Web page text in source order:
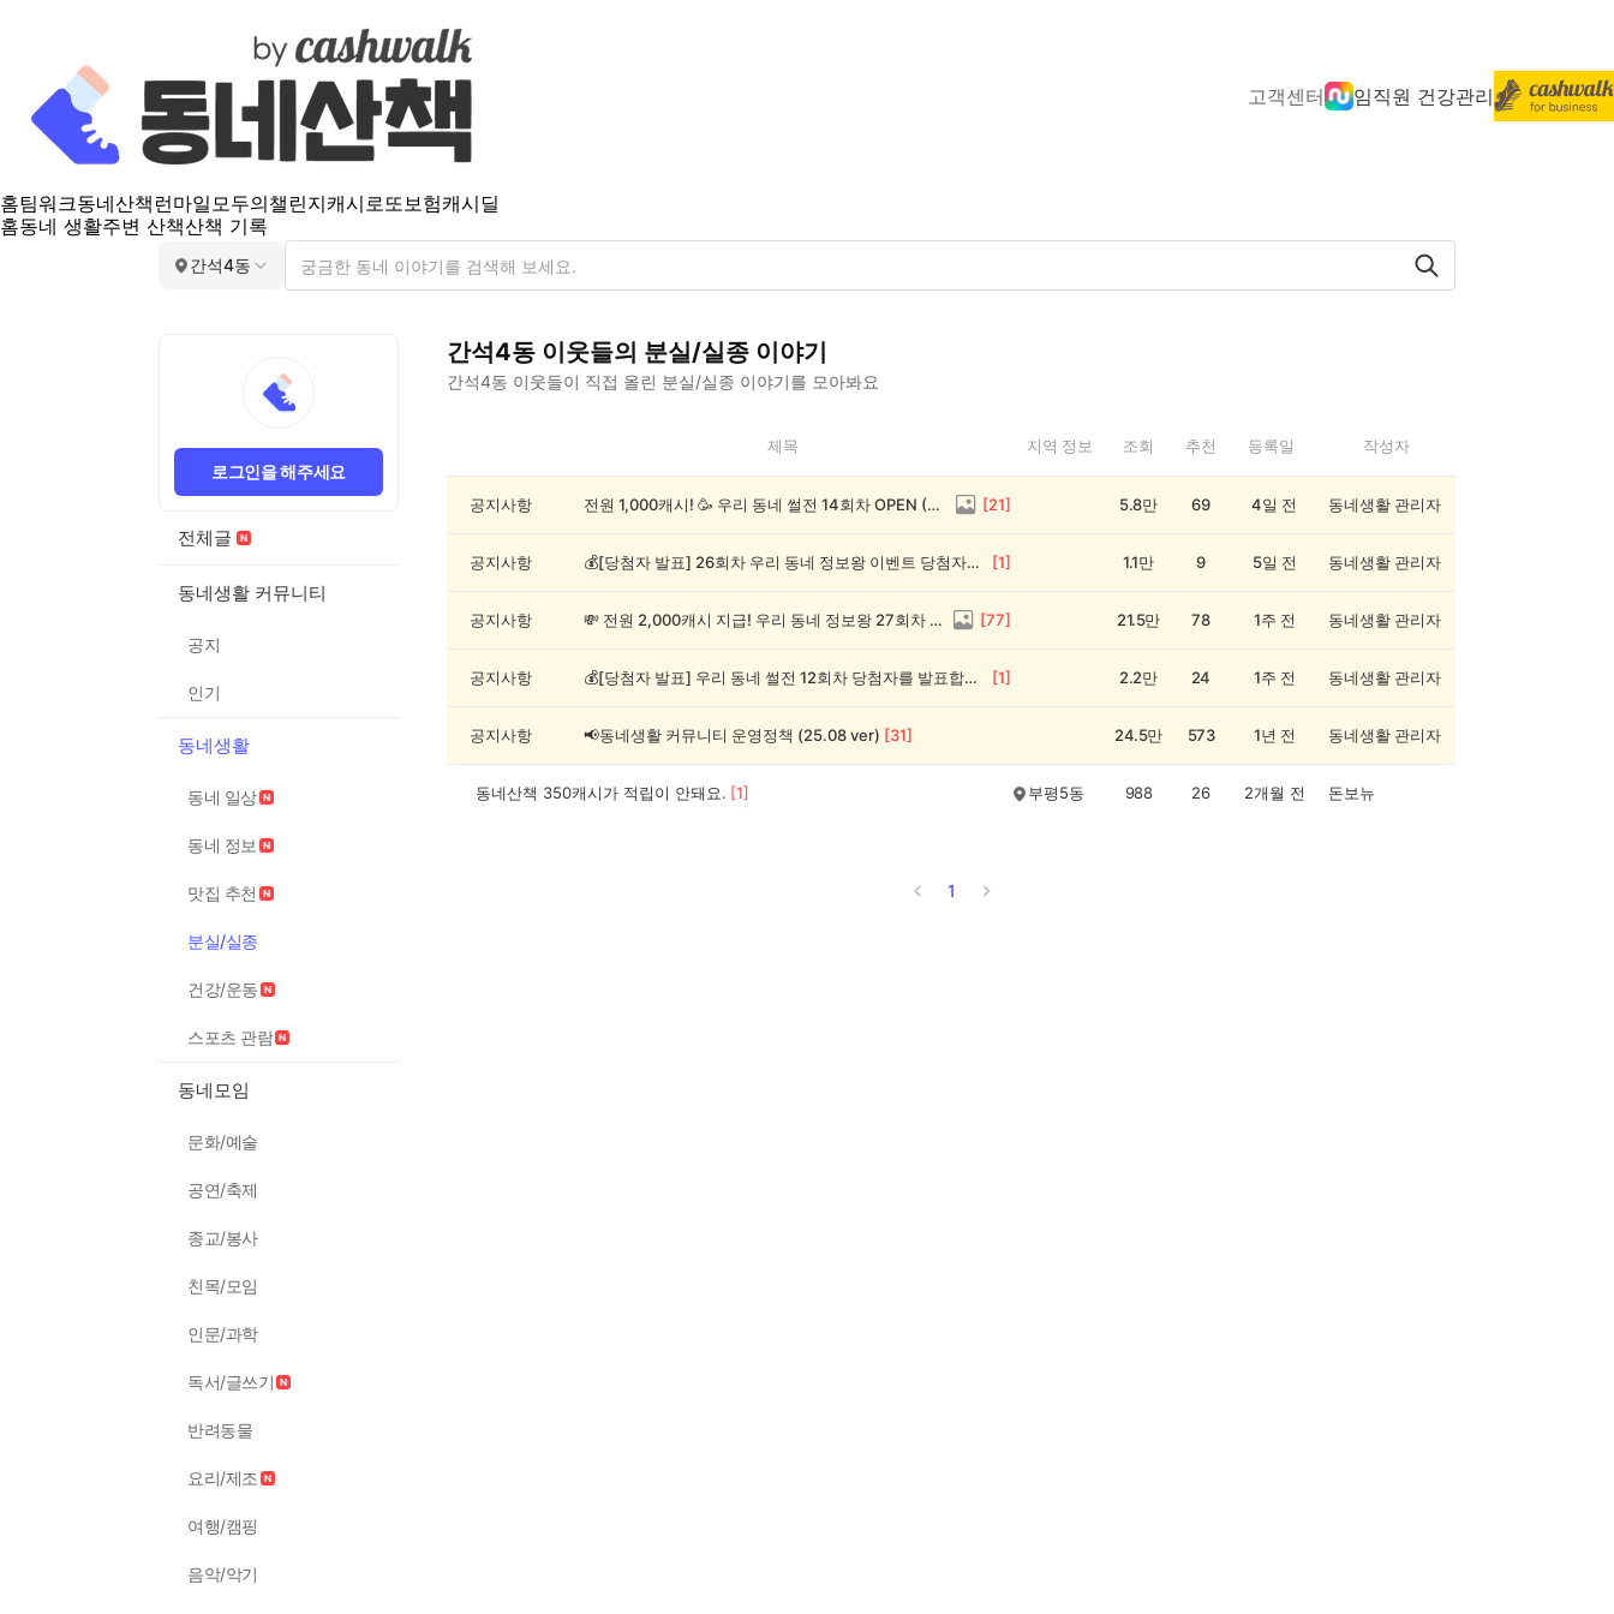
고객센터 임직원 건강관리
홈팀워크동네산책 런마일모두의챌린지캐시로또보험캐시딜
홈동네 생활주변 산책산책 기록
간석4동
로그인을 해주세요
전체글
동네생활 커뮤니티
공지
인기
동네생활
동네 일상
동네 정보
맛집 추천
분실/실종
건강/운동
스포츠 관람
동네모임
문화/예술
공연/축제
종교/봉사
친목/모임
인문/과학
독서/글쓰기
반려동물
요리/제조
여행/캠핑
음악/악기
간석4동 이웃들의 분실/실종 이야기
간석4동 이웃들이 직접 올린 분실/실종 이야기를 모아봐요
4
제목 지역 정보 조회 추천 등록일 작성자
공지사항 전원 1,000캐시! 🥳 우리 동네 썰전 14회차 OPEN (~8/17) [21] 5.8만 69 4일 전 동네생활 관리자
공지사항 💰[당첨자 발표] 26회차 우리 동네 정보왕 이벤트 당첨자를 발표합니다! [1] 1.1만 9 5일 전 동네생활 관리자
공지사항 💸 전원 2,000캐시 지급! 우리 동네 정보왕 27회차 (~8/10) [77] 21.5만 78 1주 전 동네생활 관리자
공지사항 💰[당첨자 발표] 우리 동네 썰전 12회차 당첨자를 발표합니다! [1] 2.2만 24 1주 전 동네생활 관리자
공지사항 📢동네생활 커뮤니티 운영정책 (25.08 ver) [31] 24.5만 573 1년 전 동네생활 관리자
동네산책 350캐시가 적립이 안돼요. [1] 부평5동 988 26 2개월 전 돈보뉴
1